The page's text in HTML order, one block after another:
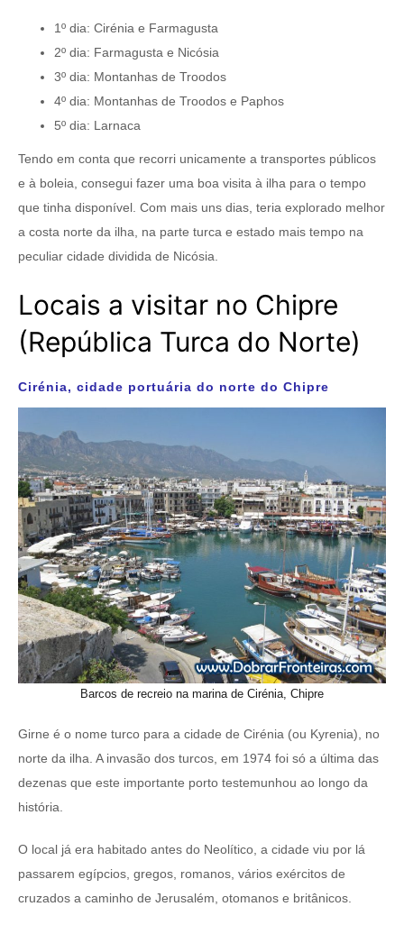
1º dia: Cirénia e Farmagusta
2º dia: Farmagusta e Nicósia
3º dia: Montanhas de Troodos
4º dia: Montanhas de Troodos e Paphos
5º dia: Larnaca
Tendo em conta que recorri unicamente a transportes públicos
e à boleia, consegui fazer uma boa visita à ilha para o tempo
que tinha disponível. Com mais uns dias, teria explorado melhor
a costa norte da ilha, na parte turca e estado mais tempo na
peculiar cidade dividida de Nicósia.
Locais a visitar no Chipre
(República Turca do Norte)
Cirénia, cidade portuária do norte do Chipre
Barcos de recreio na marina de Cirénia, Chipre
Girne é o nome turco para a cidade de Cirénia (ou Kyrenia), no
norte da ilha. A invasão dos turcos, em 1974 foi só a última das
dezenas que este importante porto testemunhou ao longo da
história.
O local já era habitado antes do Neolítico, a cidade viu por lá
passarem egípcios, gregos, romanos, vários exércitos de
cruzados a caminho de Jerusalém, otomanos e britânicos.